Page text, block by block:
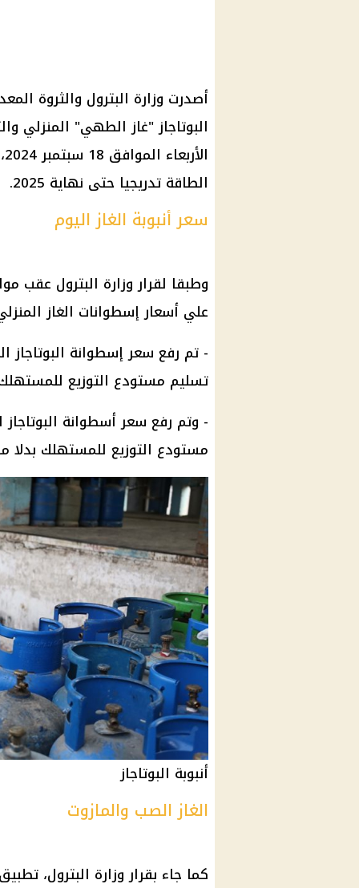
أصدرت وزارة البترول والثروة
البوتاجاز"غاز الطهي" المنزلي
الأربعاء الموافق 18
سبتمبر2024، وجاء هذا
الطاقة تدريجيا حتى نهاية 2025.
سعر أنبوبة الغاز اليوم
وطبقا لقراروزارة البترول عقب
علي أسعار إسطوانات الغاز
- تم رفع سعر إسطوانة البوتاجاز
تسليم مستودع التوزيع للمستهلك بدلا من 100 جنيه أي
- وتم رفع سعر أسطوانة البوتاجاز
مستودع التوزيع للمستهلك بدلا من 150 جنيه أي بزيادة قدرها 50
أنبوبة البوتاجاز
الغاز الصب والمازوت
كما جاء بقراروزارة البترول،